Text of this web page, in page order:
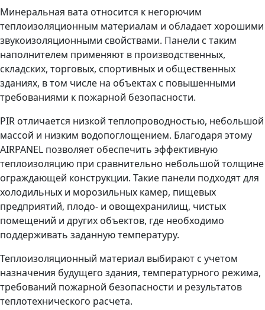
Минеральная вата относится к негорючим
теплоизоляционным материалам и обладает хорошими
звукоизоляционными свойствами. Панели с таким
наполнителем применяют в производственных,
складских, торговых, спортивных и общественных
зданиях, в том числе на объектах с повышенными
требованиями к пожарной безопасности.
PIR отличается низкой теплопроводностью, небольшой
массой и низким водопоглощением. Благодаря этому
AIRPANEL позволяет обеспечить эффективную
теплоизоляцию при сравнительно небольшой толщине
ограждающей конструкции. Такие панели подходят для
холодильных и морозильных камер, пищевых
предприятий, плодо- и овощехранилищ, чистых
помещений и других объектов, где необходимо
поддерживать заданную температуру.
Теплоизоляционный материал выбирают с учетом
назначения будущего здания, температурного режима,
требований пожарной безопасности и результатов
теплотехнического расчета.